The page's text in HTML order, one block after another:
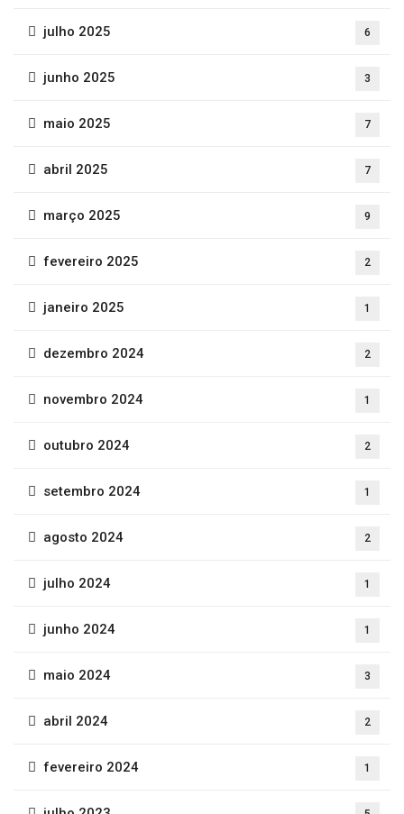
julho 2025 6
junho 2025 3
maio 2025 7
abril 2025 7
março 2025 9
fevereiro 2025 2
janeiro 2025 1
dezembro 2024 2
novembro 2024 1
outubro 2024 2
setembro 2024 1
agosto 2024 2
julho 2024 1
junho 2024 1
maio 2024 3
abril 2024 2
fevereiro 2024 1